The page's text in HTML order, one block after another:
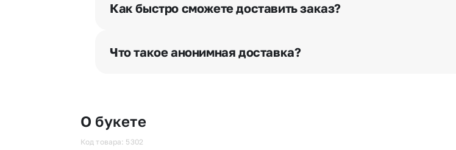
бесплатная.
Как быстро сможете доставить заказ?
часа после оформления заказа.
Что такое анонимная доставка?
О букете
Код товара: 5302